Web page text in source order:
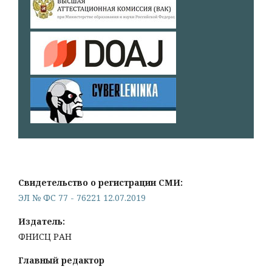
Свидетельство о регистрации СМИ:
ЭЛ № ФС 77 - 76221 12.07.2019
Издатель:
ФНИСЦ РАН
Главный редактор